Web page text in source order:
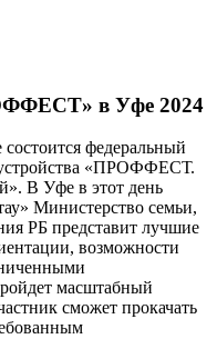
в Уфе 2024
федеральный
«ПРОФФЕСТ.
В Уфе в этот день
Министерство семьи,
РБ представит лучшие
возможности
масштабный
сможет прокачать